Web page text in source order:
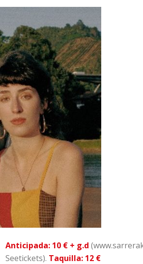
Anticipada: 10 € + g.d
Seetickets). Taquilla: 12 €